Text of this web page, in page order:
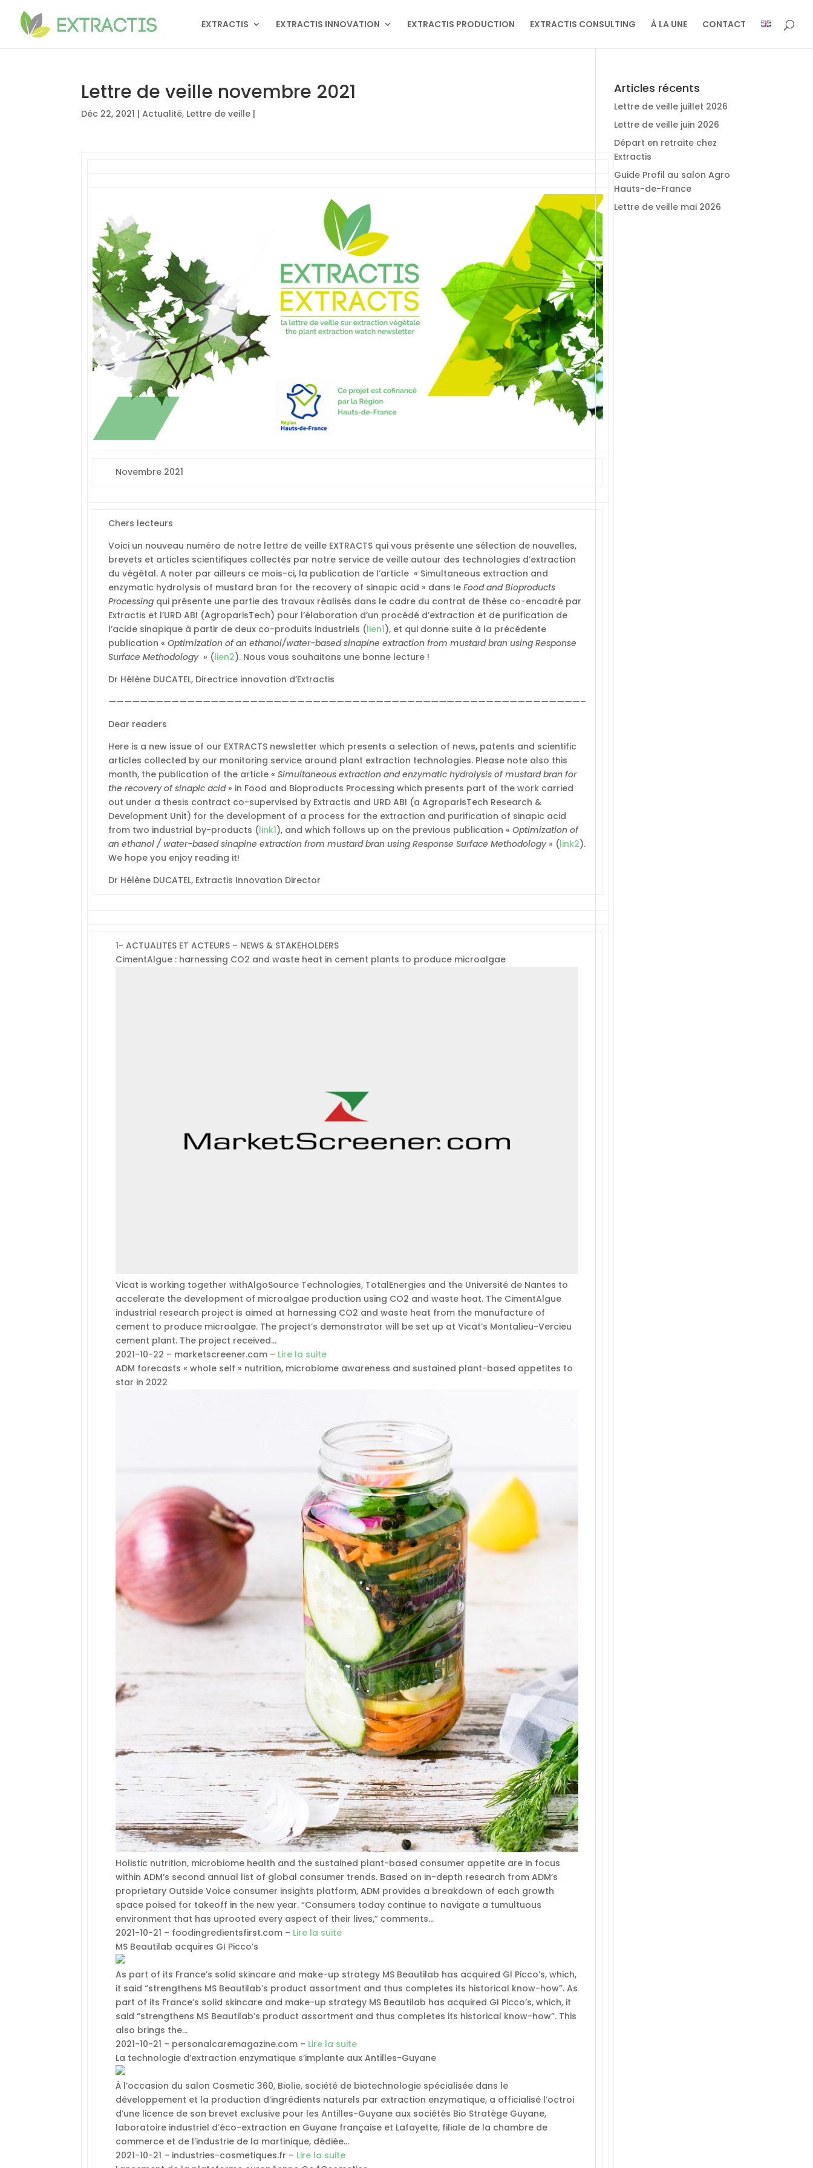
EXTRACTIS EXTRACTIS INNOVATION EXTRACTIS PRODUCTION EXTRACTIS CONSULTING À LA UNE CONTACT
Lettre de veille novembre 2021
Déc 22, 2021 |Actualité, Lettre de veille |
Novembre 2021
Chers lecteurs
Voici un nouveau numéro de notre lettre de veille EXTRACTS qui vous présente une sélection de nouvelles,
brevets et articles scientifiques collectés par notre service de veille autour des technologies d’extraction
du végétal. A noter par ailleurs ce mois-ci, la publication de l’article « Simultaneous extraction and
enzymatic hydrolysis of mustard bran for the recovery of sinapic acid » dans leFood and Bioproducts
Processing qui présente une partie des travaux réalisés dans le cadre du contrat de thèse co-encadré par
Extractis et l’URD ABI (AgroparisTech) pour l’élaboration d’un procédé d’extraction et de purification de
l’acide sinapique à partir de deux co-produits industriels (lien1), et qui donne suite à la précédente
publication «Optimization of an ethanol/water-based sinapine extraction from mustard bran using Response
Surface Methodology » (lien2). Nous vous souhaitons une bonne lecture !
Dr Hélène DUCATEL, Directrice innovation d’Extractis
————————————————————————————————————————————————————————————–
Dear readers
Here is a new issue of our EXTRACTS newsletter which presents a selection of news, patents and scientific
articles collected by our monitoring service around plant extraction technologies. Please note also this
month, the publication of the article «Simultaneous extraction and enzymatic hydrolysis of mustard bran for
the recovery of sinapic acid» in Food and Bioproducts Processing which presents part of the work carried
out under a thesis contract co-supervised by Extractis and URD ABI (a AgroparisTech Research &
Development Unit) for the development of a process for the extraction and purification of sinapic acid
from two industrial by-products (link1), and which follows up on the previous publication «Optimization of
an ethanol / water-based sinapine extraction from mustard bran using Response Surface Methodology» (link2).
We hope you enjoy reading it!
Dr Hélène DUCATEL, Extractis Innovation Director
1- ACTUALITES ET ACTEURS – NEWS & STAKEHOLDERS
CimentAlgue : harnessing CO2 and waste heat in cement plants to produce microalgae
Vicat is working together withAlgoSource Technologies, TotalEnergies and the Université de Nantes to
accelerate the development of microalgae production using CO2 and waste heat. The CimentAlgue
industrial research project is aimed at harnessing CO2 and waste heat from the manufacture of
cement to produce microalgae. The project’s demonstrator will be set up at Vicat’s Montalieu-Vercieu
cement plant. The project received…
2021-10-22 – marketscreener.com – Lire la suite
ADM forecasts « whole self » nutrition, microbiome awareness and sustained plant-based appetites to
star in 2022
Holistic nutrition, microbiome health and the sustained plant-based consumer appetite are in focus
within ADM’s second annual list of global consumer trends. Based on in-depth research from ADM’s
proprietary Outside Voice consumer insights platform, ADM provides a breakdown of each growth
space poised for takeoff in the new year. “Consumers today continue to navigate a tumultuous
environment that has uprooted every aspect of their lives,” comments…
2021-10-21 – foodingredientsfirst.com – Lire la suite
MS Beautilab acquires GI Picco’s
As part of its France’s solid skincare and make-up strategy MS Beautilab has acquired GI Picco’s, which,
it said “strengthens MS Beautilab’s product assortment and thus completes its historical know-how”. As
part of its France’s solid skincare and make-up strategy MS Beautilab has acquired GI Picco’s, which, it
said “strengthens MS Beautilab’s product assortment and thus completes its historical know-how”. This
also brings the…
2021-10-21 – personalcaremagazine.com – Lire la suite
La technologie d’extraction enzymatique s’implante aux Antilles-Guyane
À l’occasion du salon Cosmetic 360, Biolie, société de biotechnologie spécialisée dans le
développement et la production d’ingrédients naturels par extraction enzymatique, a officialisé l’octroi
d’une licence de son brevet exclusive pour les Antilles-Guyane aux sociétés Bio Stratège Guyane,
laboratoire industriel d’éco-extraction en Guyane française et Lafayette, filiale de la chambre de
commerce et de l’industrie de la martinique, dédiée…
2021-10-21 – industries-cosmetiques.fr – Lire la suite
Articles récents
Lettre de veille juillet 2026
Lettre de veille juin 2026
Départ en retraite chez
Extractis
Guide Profil au salon Agro
Hauts-de-France
Lettre de veille mai 2026